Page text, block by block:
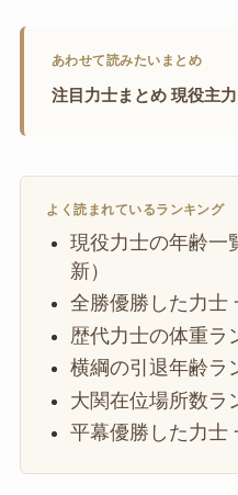
あわせて読みたいまとめ
注目力士まとめ 現役主
よく読まれているランキング
現役力士の年齢一
新）
全勝優勝した力士
歴代力士の体重ラ
横綱の引退年齢ラ
大関在位場所数ラ
平幕優勝した力士